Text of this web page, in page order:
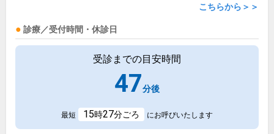
こちらから＞＞
診療／受付時間・休診日
受診までの目安時間
47分後
最短 15時27分ごろ にお呼びいたします